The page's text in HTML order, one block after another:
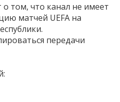
том, что канал не имеет
матчей UEFA на
передачи